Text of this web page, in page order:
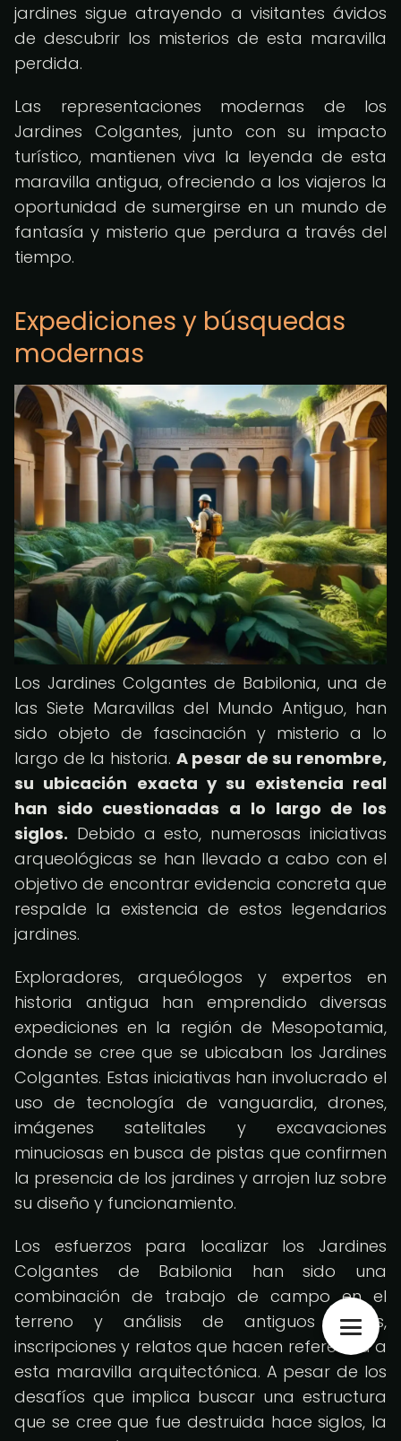
jardines sigue atrayendo a visitantes ávidos
de descubrir los misterios de esta maravilla
perdida.
Las representaciones modernas de los
Jardines Colgantes, junto con su impacto
turístico, mantienen viva la leyenda de esta
maravilla antigua, ofreciendo a los viajeros la
oportunidad de sumergirse en un mundo de
fantasía y misterio que perdura a través del
tiempo.
Expediciones y búsquedas
modernas
Los Jardines Colgantes de Babilonia, una de
las Siete Maravillas del Mundo Antiguo, han
sido objeto de fascinación y misterio a lo
largo de la historia. A pesar de su renombre,
su ubicación exacta y su existencia real
han sido cuestionadas a lo largo de los
siglos. Debido a esto, numerosas iniciativas
arqueológicas se han llevado a cabo con el
objetivo de encontrar evidencia concreta que
respalde la existencia de estos legendarios
jardines.
Exploradores, arqueólogos y expertos en
historia antigua han emprendido diversas
expediciones en la región de Mesopotamia,
donde se cree que se ubicaban los Jardines
Colgantes. Estas iniciativas han involucrado el
uso de tecnología de vanguardia, drones,
imágenes satelitales y excavaciones
minuciosas en busca de pistas que confirmen
la presencia de los jardines y arrojen luz sobre
su diseño y funcionamiento.
Los esfuerzos para localizar los Jardines
Colgantes de Babilonia han sido una
combinación de trabajo de campo en el
terreno y análisis de antiguos textos,
inscripciones y relatos que hacen referencia a
esta maravilla arquitectónica. A pesar de los
desafíos que implica buscar una estructura
que se cree que fue destruida hace siglos, la